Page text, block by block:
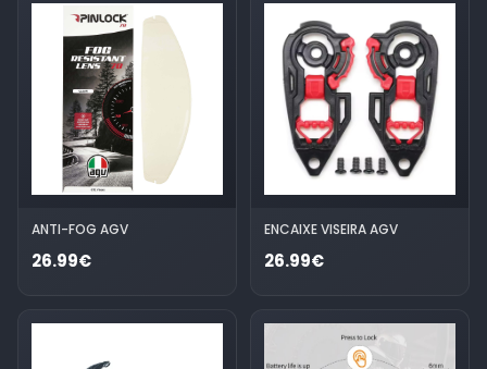
ANTI-FOG AGV
26.99€
ENCAIXE VISEIRA AGV
26.99€